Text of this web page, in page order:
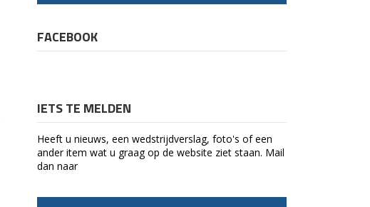
FACEBOOK
IETS TE MELDEN
Heeft u nieuws, een wedstrijdverslag, foto's of een
ander item wat u graag op de website ziet staan. Mail
dan naar